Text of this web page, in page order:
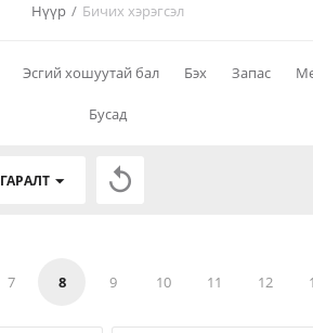
Нүүр / Бичих хэрэгсэл
Эсгий хошуутай бал Бэх Запас
Бусад
ГАРАЛТ 
7 8 9 10 11 12